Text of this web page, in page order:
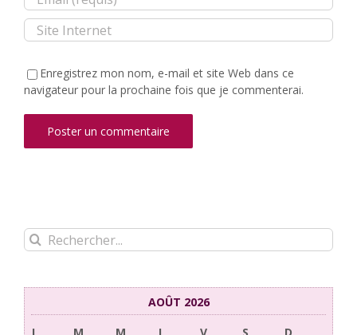
Enregistrez mon nom, e-mail et site Web dans ce
navigateur pour la prochaine fois que je commenterai.
Rechercher:
AOÛT 2026